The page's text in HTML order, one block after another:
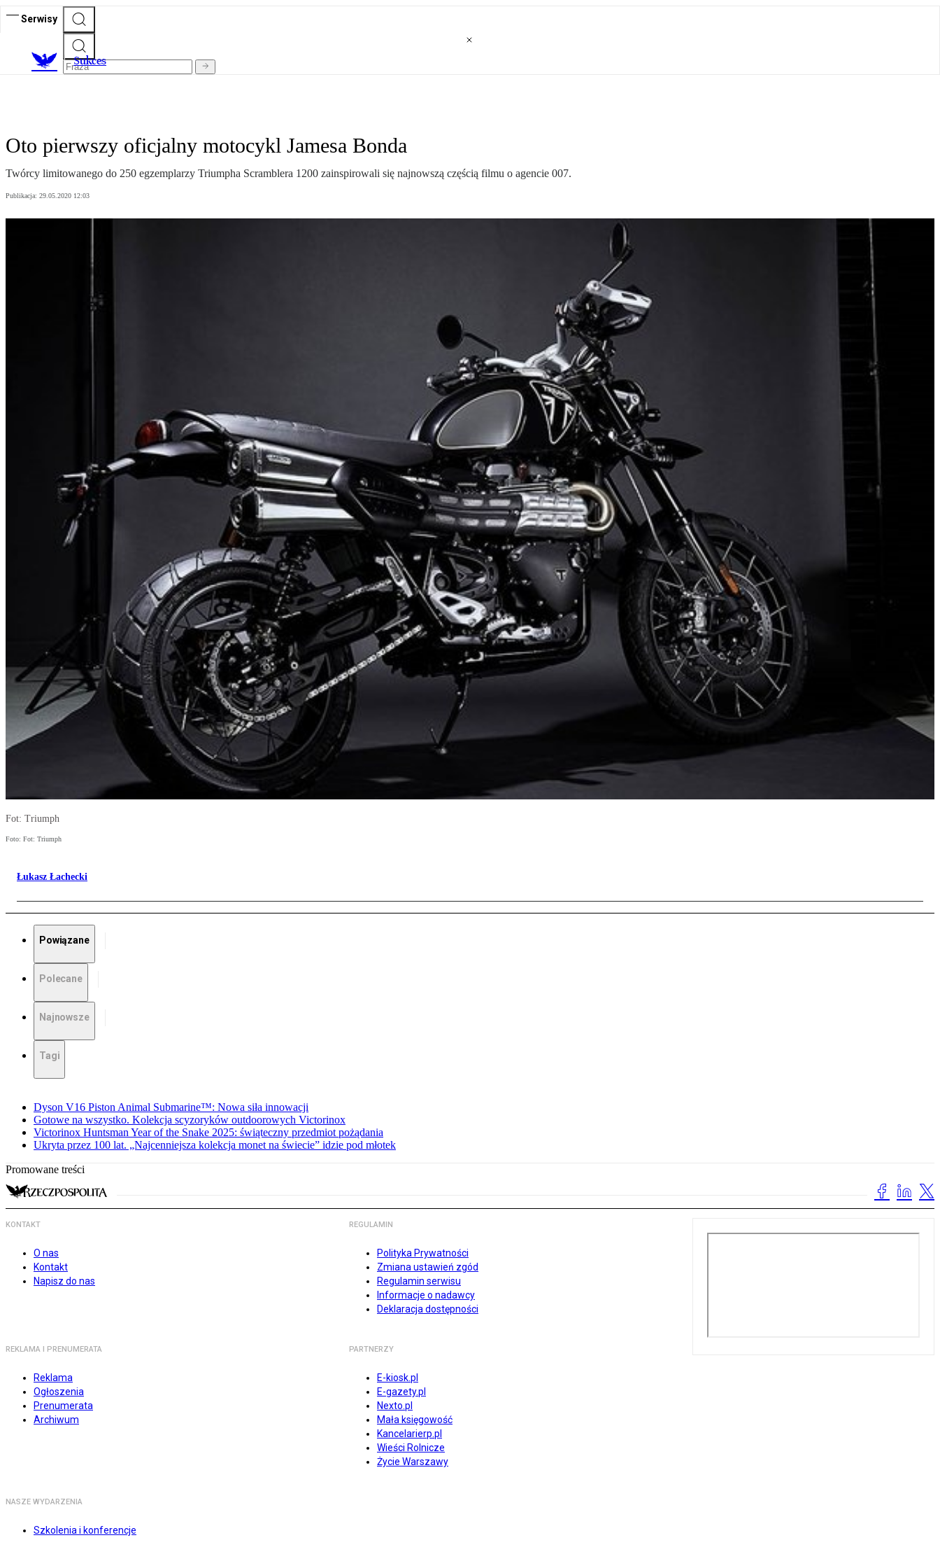
Serwisy
Sukces
Oto pierwszy oficjalny motocykl Jamesa Bonda
Twórcy limitowanego do 250 egzemplarzy Triumpha Scramblera 1200 zainspirowali się najnowszą częścią filmu o agencie 007.
Publikacja: 29.05.2020 12:03
Fot: Triumph
Foto: Fot: Triumph
Łukasz Łachecki
Powiązane
Polecane
Najnowsze
Tagi
Dyson V16 Piston Animal Submarine™: Nowa siła innowacji
Gotowe na wszystko. Kolekcja scyzoryków outdoorowych Victorinox
Victorinox Huntsman Year of the Snake 2025: świąteczny przedmiot pożądania
Ukryta przez 100 lat. „Najcenniejsza kolekcja monet na świecie” idzie pod młotek
Promowane treści
KONTAKT
O nas
Kontakt
Napisz do nas
REGULAMIN
Polityka Prywatności
Zmiana ustawień zgód
Regulamin serwisu
Informacje o nadawcy
Deklaracja dostępności
REKLAMA I PRENUMERATA
Reklama
Ogłoszenia
Prenumerata
Archiwum
PARTNERZY
E-kiosk.pl
E-gazety.pl
Nexto.pl
Mała księgowość
Kancelarierp.pl
Wieści Rolnicze
Życie Warszawy
NASZE WYDARZENIA
Szkolenia i konferencje